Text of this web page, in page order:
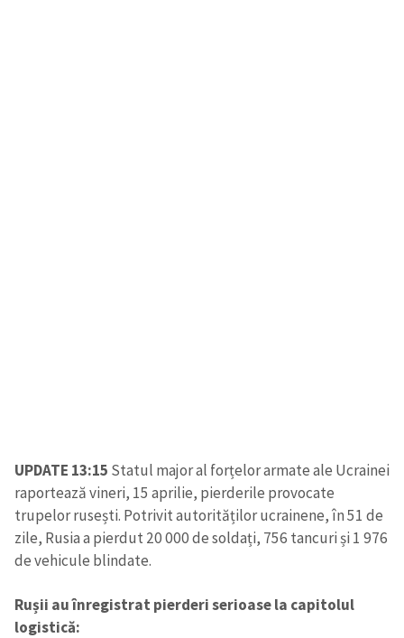
UPDATE 13:15 Statul major al forțelor armate ale Ucrainei
raportează vineri, 15 aprilie, pierderile provocate
trupelor rusești. Potrivit autorităților ucrainene, în 51 de
zile, Rusia a pierdut 20 000 de soldați, 756 tancuri și 1 976
de vehicule blindate.
Rușii au înregistrat pierderi serioase la capitolul
logistică: